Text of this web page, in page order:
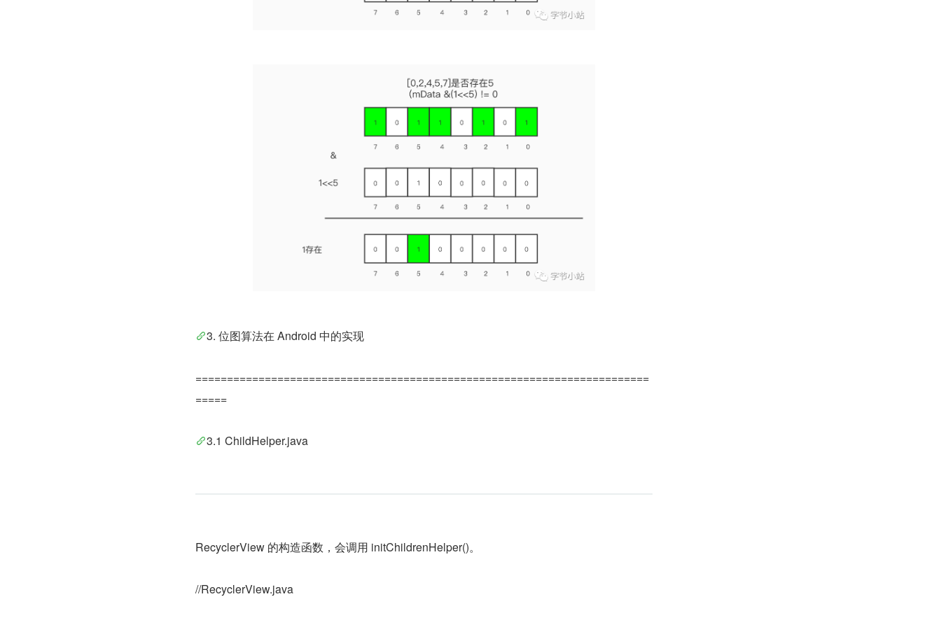
3. 位图算法在 Android 中的实现
========================================================================
=====
3.1 ChildHelper.java
RecyclerView 的构造函数，会调用 initChildrenHelper()。
//RecyclerView.java